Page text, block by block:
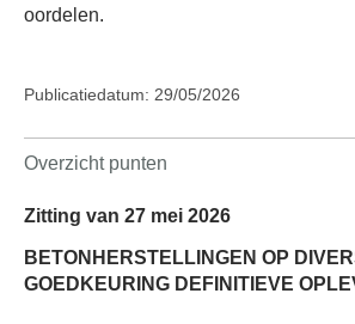
oordelen.
Publicatiedatum: 29/05/2026
Overzicht punten
Zitting van 27 mei 2026
BETONHERSTELLINGEN OP
GOEDKEURING DEFINITIEVE